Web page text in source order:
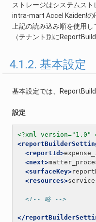
ストレージはシステムス
intra-mart Accel Kaiden!の
上記の読み込み順を使用
（テナント別に
4.1.2. 基本設定
基本設定では、
設定
<?xml version="1.0"
<reportId>
<next>
<surfaceKey>
<resources>
<!-- 略 -->
</